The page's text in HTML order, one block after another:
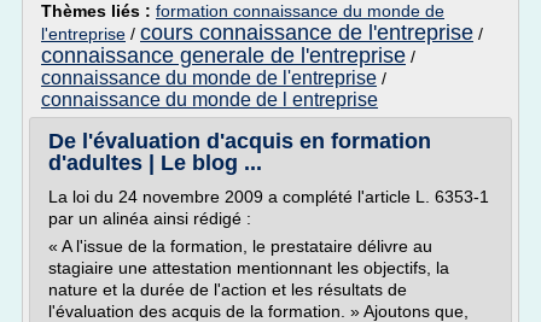
Thèmes liés : formation connaissance du monde de
l'entreprise / cours connaissance de l'entreprise /
connaissance generale de l'entreprise /
connaissance du monde de l'entreprise /
connaissance du monde de l entreprise
De l'évaluation d'acquis en formation
d'adultes | Le blog ...
La loi du 24 novembre 2009 a complété l'article L. 6353-1
par un alinéa ainsi rédigé :
« A l'issue de la formation, le prestataire délivre au
stagiaire une attestation mentionnant les objectifs, la
nature et la durée de l'action et les résultats de
l'évaluation des acquis de la formation. » Ajoutons que,